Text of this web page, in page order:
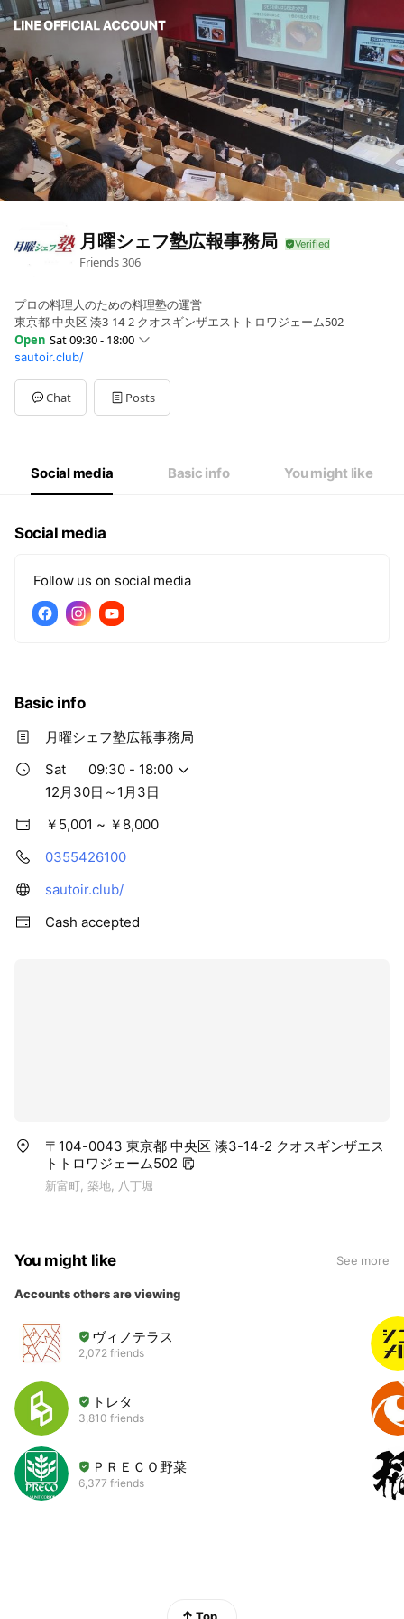
月曜シェフ塾広報事務局
Friends306
プロの料理人のための料理塾の運営
東京都 中央区 湊3-14-2 クオスギンザエストトロワジェーム502
Open Sat 09:30 - 18:00
SunClosed
Mon09:30 - 18:00
Tue09:30 - 18:00
Wed09:30 - 18:00
09:30 - 18:00
12月30日～1月3日
sautoir.club/
Chat Posts
Social media Basic info You might like
Social media
Follow us on social media
Basic info
月曜シェフ塾広報事務局
Sat
09:30 - 18:00
12月30日～1月3日
￥5,001 ~ ￥8,000
0355426100
sautoir.club/
Cash accepted
〒104-0043 東京都 中央区 湊3-14-2 クオスギンザエス
トトロワジェーム502
新富町, 築地, 八丁堀
You might like See more
Accounts others are viewing
ヴィノテラス
2,072 friends
トレタ
3,810 friends
ＰＲＥＣＯ野菜
6,377 friends